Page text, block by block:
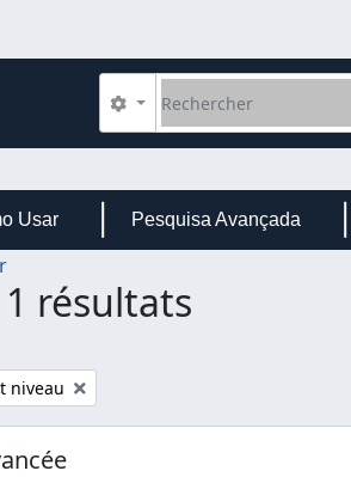
Rechercher
Search options
Usar Pesquisa Avançada
résultats
niveau